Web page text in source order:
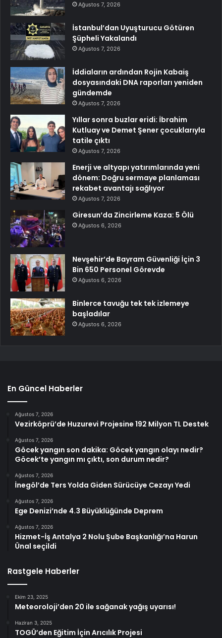
Ağustos 7, 2026
İstanbul’dan Uyuşturucu Götüren
Şüpheli Yakalandı
Ağustos 7, 2026
İddiaların ardından Rojin Kabaiş
dosyasındaki DNA raporları yeniden
gündemde
Ağustos 7, 2026
Yıllar sonra buzlar eridi: İbrahim
Kutluay ve Demet Şener çocuklarıyla
tatile çıktı
Ağustos 7, 2026
Enerji ve altyapı yatırımlarında yeni
dönem: Doğru sermaye planlaması
rekabet avantajı sağlıyor
Ağustos 7, 2026
Giresun’da Zincirleme Kaza: 5 Ölü
Ağustos 6, 2026
Nevşehir’de Bayram Güvenliği İçin 3
Bin 650 Personel Görevde
Ağustos 6, 2026
Binlerce tavuğu tek tek izlemeye
başladılar
Ağustos 6, 2026
En Güncel Haberler
Ağustos 7, 2026
Vezirköprü’de Huzurevi Projesine 192 Milyon TL Destek
Ağustos 7, 2026
Göcek yangın son dakika: Göcek yangın olayı nedir?
Göcek’te yangın mı çıktı, son durum nedir?
Ağustos 7, 2026
İnegöl’de Ters Yolda Giden Sürücüye Cezayı Yedi
Ağustos 7, 2026
Ege Denizi’nde 4.3 Büyüklüğünde Deprem
Ağustos 7, 2026
Hizmet-İş Antalya 2 Nolu Şube Başkanlığı’na Harun
Ünal seçildi
Rastgele Haberler
Ekim 23, 2025
Meteoroloji’den 20 ile sağanak yağış uyarısı!
Haziran 3, 2025
TOGÜ’den Eğitim İçin Arıcılık Projesi